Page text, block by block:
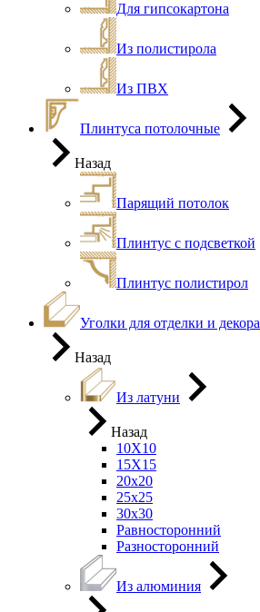
Для гипсокартона
Из полистирола
Из ПВХ
Плинтуса потолочные
Назад
Парящий потолок
Плинтус с подсветкой
Плинтус полистирол
Уголки для отделки и декора
Назад
Из латуни
Назад
10Х10
15Х15
20х20
25х25
30х30
Равносторонний
Разносторонний
Из алюминия